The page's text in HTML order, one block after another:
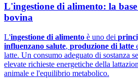
L'ingestione di alimento: la
bovina
L'ingestione di alimento è uno dei
influenzano salute, produzione di latte
latte. Un consumo adeguato di sostanza
elevate richieste energetiche della
animale e l'equilibrio metabolico.